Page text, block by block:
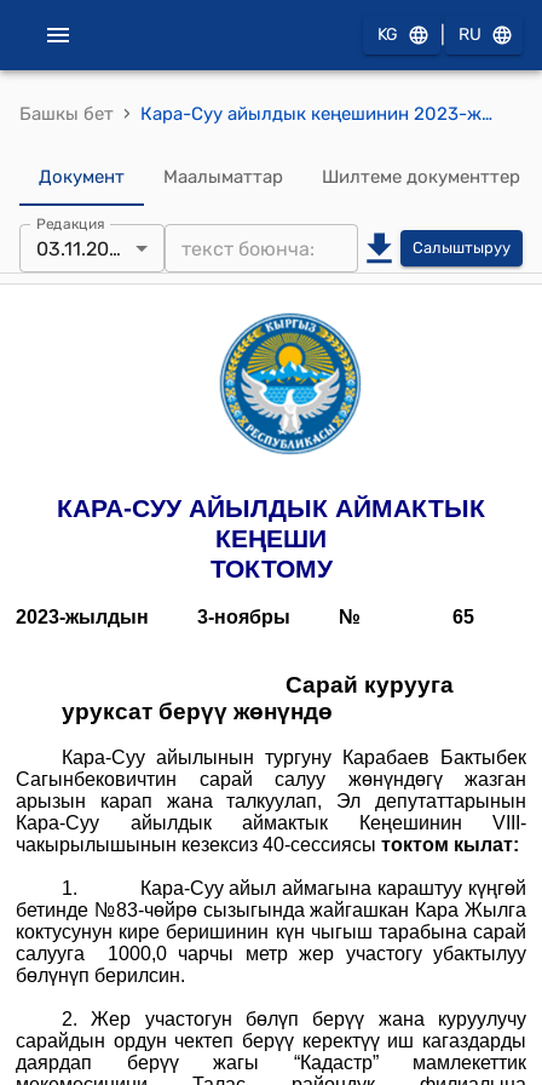
KG RU
Башкы бет › Кара-Суу айылдык кеңешинин 2023-жылдын 3-ноябрындагы № 65 "Сарай курууга уруксат берүү жөнүндө" токтому
Документ Маалыматтар Шилтеме документтер
Редакция
03.11.2023 Салыштыруу